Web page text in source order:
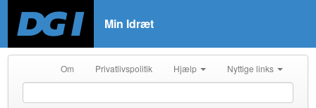
Min Idræt
Om Privatlivspolitik Hjælp Nyttige links